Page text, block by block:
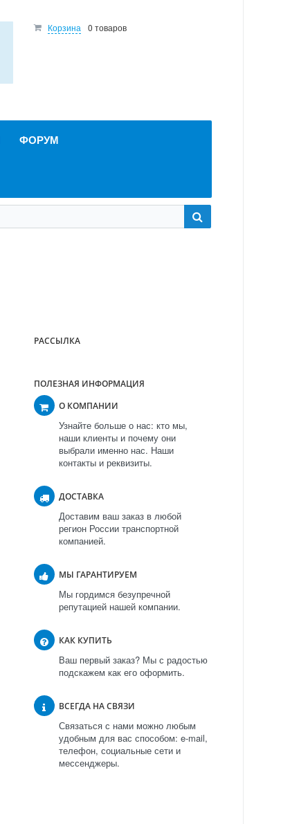
Корзина 0 товаров
ФОРУМ
РАССЫЛКА
ПОЛЕЗНАЯ ИНФОРМАЦИЯ
О КОМПАНИИ
Узнайте больше о нас: кто мы,
наши клиенты и почему они
выбрали именно нас. Наши
контакты и реквизиты.
ДОСТАВКА
Доставим ваш заказ в любой
регион России транспортной
компанией.
МЫ ГАРАНТИРУЕМ
Мы гордимся безупречной
репутацией нашей компании.
КАК КУПИТЬ
Ваш первый заказ? Мы с радостью
подскажем как его оформить.
ВСЕГДА НА СВЯЗИ
Связаться с нами можно любым
удобным для вас способом: e-mail,
телефон, социальные сети и
мессенджеры.